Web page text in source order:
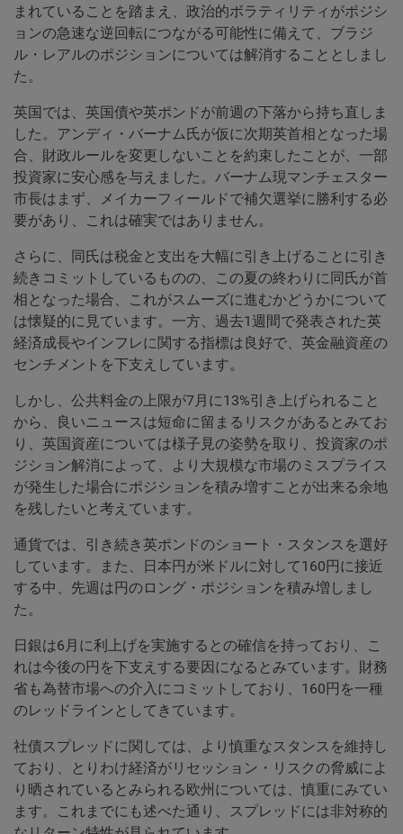
まれていることを踏まえ、政治的ボラティリティがポジシ
ョンの急速な逆回転につながる可能性に備えて、ブラジ
ル・レアルのポジションについては解消することとしまし
た。
英国では、英国債や英ポンドが前週の下落から持ち直しま
した。アンディ・バーナム氏が仮に次期英首相となった場
合、財政ルールを変更しないことを約束したことが、一部
投資家に安心感を与えました。バーナム現マンチェスター
市長はまず、メイカーフィールドで補欠選挙に勝利する必
要があり、これは確実ではありません。
さらに、同氏は税金と支出を大幅に引き上げることに引き
続きコミットしているものの、この夏の終わりに同氏が首
相となった場合、これがスムーズに進むかどうかについて
は懐疑的に見ています。一方、過去1週間で発表された英
経済成長やインフレに関する指標は良好で、英金融資産の
センチメントを下支えしています。
しかし、公共料金の上限が7月に13%引き上げられること
から、良いニュースは短命に留まるリスクがあるとみてお
り、英国資産については様子見の姿勢を取り、投資家のポ
ジション解消によって、より大規模な市場のミスプライス
が発生した場合にポジションを積み増すことが出来る余地
を残したいと考えています。
通貨では、引き続き英ポンドのショート・スタンスを選好
しています。また、日本円が米ドルに対して160円に接近
する中、先週は円のロング・ポジションを積み増しまし
た。
日銀は6月に利上げを実施するとの確信を持っており、こ
れは今後の円を下支えする要因になるとみています。財務
省も為替市場への介入にコミットしており、160円を一種
のレッドラインとしてきています。
社債スプレッドに関しては、より慎重なスタンスを維持し
ており、とりわけ経済がリセッション・リスクの脅威によ
り晒されているとみられる欧州については、慎重にみてい
ます。これまでにも述べた通り、スプレッドには非対称的